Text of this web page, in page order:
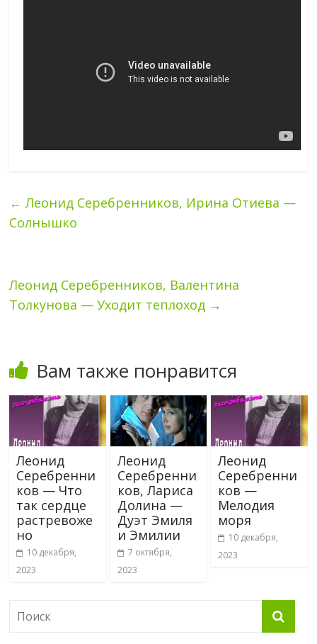
← Леонид Серебренников, Ирина Отиева —
Солнышко
Леонид Серебренников, Валентина
Толкунова — Уходит теплоход →
Вам также понравится
Леонид
Серебренни
ков — Что
так сердце
растревоже
но
10 декабря,
2023
Леонид
Серебренни
ков, Лариса
Долина —
Дуэт Эмиля
и Эмилии
7 октября,
2023
Леонид
Серебренни
ков —
Мелодия
моря
10 декабря,
2023